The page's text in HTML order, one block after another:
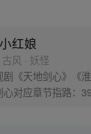
红娘
古风 · 妖怪
剧《天地剑心》《
心对应章节指路：